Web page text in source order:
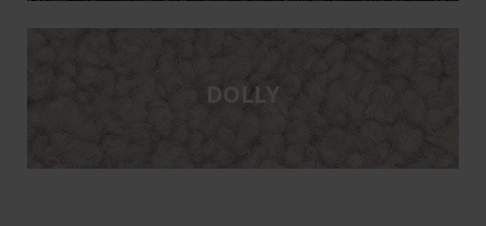
DOLLY